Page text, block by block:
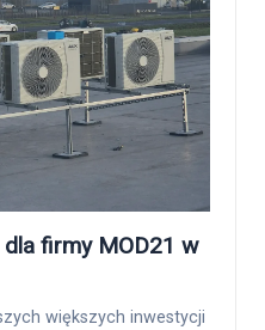
firmy MOD21 w
większych inwestycji